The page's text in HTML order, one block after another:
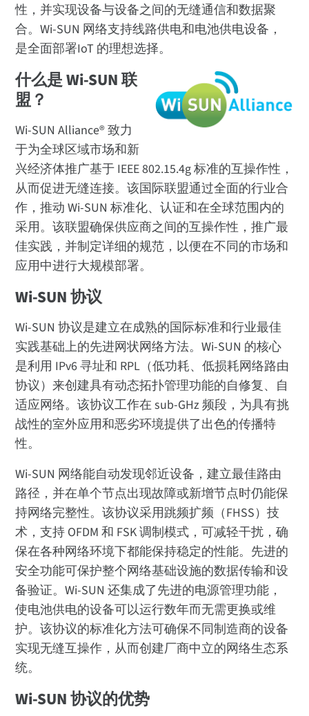
性，并实现设备与设备之间的无缝通信和数据聚
合。Wi-SUN 网络支持线路供电和电池供电设备，
是全面部署IoT 的理想选择。
什么是 Wi-SUN 联
盟？
Wi-SUN Alliance® 致力
于为全球区域市场和新
兴经济体推广基于 IEEE 802.15.4g 标准的互操作性，
从而促进无缝连接。该国际联盟通过全面的行业合
作，推动 Wi-SUN 标准化、认证和在全球范围内的
采用。该联盟确保供应商之间的互操作性，推广最
佳实践，并制定详细的规范，以便在不同的市场和
应用中进行大规模部署。
Wi-SUN 协议
Wi-SUN 协议是建立在成熟的国际标准和行业最佳
实践基础上的先进网状网络方法。Wi-SUN 的核心
是利用 IPv6 寻址和 RPL（低功耗、低损耗网络路由
协议）来创建具有动态拓扑管理功能的自修复、自
适应网络。该协议工作在 sub-GHz 频段，为具有挑
战性的室外应用和恶劣环境提供了出色的传播特
性。
Wi-SUN 网络能自动发现邻近设备，建立最佳路由
路径，并在单个节点出现故障或新增节点时仍能保
持网络完整性。该协议采用跳频扩频（FHSS）技
术，支持 OFDM 和 FSK 调制模式，可减轻干扰，确
保在各种网络环境下都能保持稳定的性能。先进的
安全功能可保护整个网络基础设施的数据传输和设
备验证。Wi-SUN 还集成了先进的电源管理功能，
使电池供电的设备可以运行数年而无需更换或维
护。该协议的标准化方法可确保不同制造商的设备
实现无缝互操作，从而创建厂商中立的网络生态系
统。
Wi-SUN 协议的优势